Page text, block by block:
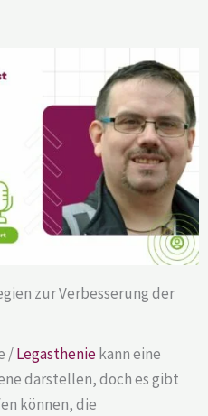
zur Verbesserung der
/Legastheniekann eine
darstellen, doch es gibt
können, die